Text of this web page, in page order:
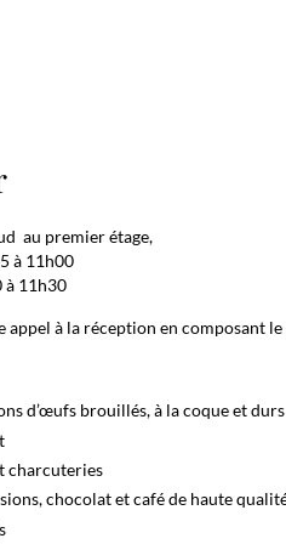
au premier étage,
à 11h00
à 11h30
appel à la réception en composant le
d’œufs brouillés, à la coque et durs
charcuteries
chocolat et café de haute